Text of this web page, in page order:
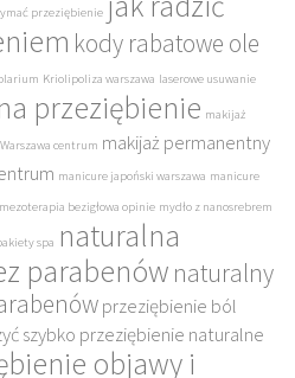
przeziębienie
kody rabatowe ole
Kriolipoliza warszawa laserowe usuwanie
przeziębienie makijaż
centrum makijaż permanentny
manicure japoński warszawa manicure
mezoterapia bezigłowa opinie mydło z nanosrebrem
spa naturalna
parabenów naturalny
przeziębienie ból
szybko przeziębienie naturalne
objawy i